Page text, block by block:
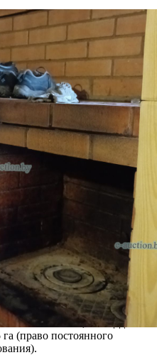
область, Могилевский
с/с, 68, Бригадный
д. Лежневка
о капитальном строении
Бригадный дом
Здание
иного
части и
Одноэтажное
здание
дома с подвалом
собственности: Открытое
общество
база
на земельном участке
площадью
га (право постоянного